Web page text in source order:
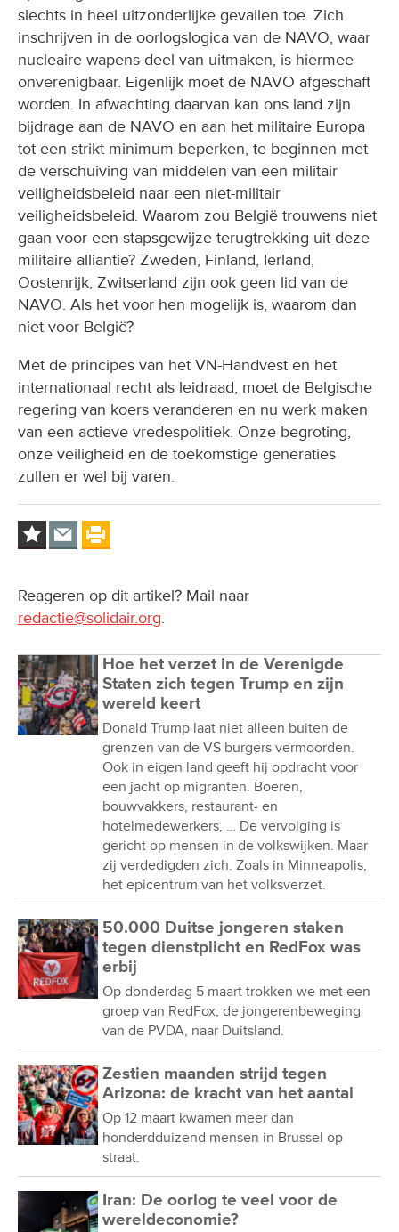
slechts in heel uitzonderlijke gevallen toe. Zich
inschrijven in de oorlogslogica van de NAVO, waar
nucleaire wapens deel van uitmaken, is hiermee
onverenigbaar. Eigenlijk moet de NAVO afgeschaft
worden. In afwachting daarvan kan ons land zijn
bijdrage aan de NAVO en aan het militaire Europa
tot een strikt minimum beperken, te beginnen met
de verschuiving van middelen van een militair
veiligheidsbeleid naar een niet-militair
veiligheidsbeleid. Waarom zou België trouwens niet
gaan voor een stapsgewijze terugtrekking uit deze
militaire alliantie? Zweden, Finland, Ierland,
Oostenrijk, Zwitserland zijn ook geen lid van de
NAVO. Als het voor hen mogelijk is, waarom dan
niet voor België?
Met de principes van het VN-Handvest en het
internationaal recht als leidraad, moet de Belgische
regering van koers veranderen en nu werk maken
van een actieve vredespolitiek. Onze begroting,
onze veiligheid en de toekomstige generaties
zullen er wel bij varen.
Reageren op dit artikel? Mail naar
redactie@solidair.org.
Hoe het verzet in de Verenigde
Staten zich tegen Trump en zijn
wereld keert
Donald Trump laat niet alleen buiten de
grenzen van de VS burgers vermoorden.
Ook in eigen land geeft hij opdracht voor
een jacht op migranten. Boeren,
bouwvakkers, restaurant- en
hotelmedewerkers, … De vervolging is
gericht op mensen in de volkswijken. Maar
zij verdedigden zich. Zoals in Minneapolis,
het epicentrum van het volksverzet.
50.000 Duitse jongeren staken
tegen dienstplicht en RedFox was
erbij
Op donderdag 5 maart trokken we met een
groep van RedFox, de jongerenbeweging
van de PVDA, naar Duitsland.
Zestien maanden strijd tegen
Arizona: de kracht van het aantal
Op 12 maart kwamen meer dan
honderdduizend mensen in Brussel op
straat.
Iran: De oorlog te veel voor de
wereldeconomie?